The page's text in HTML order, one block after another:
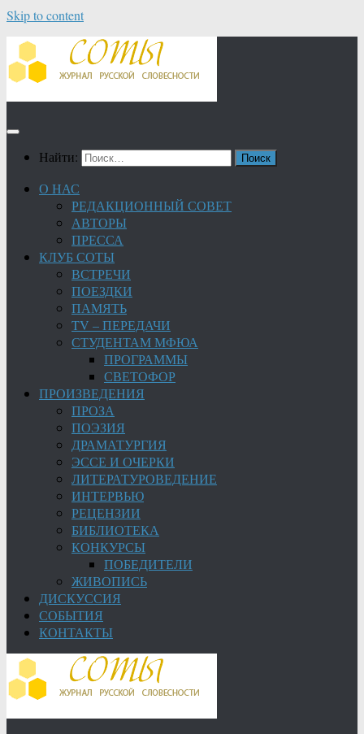
Skip to content
Найти:
О НАС
РЕДАКЦИОННЫЙ СОВЕТ
АВТОРЫ
ПРЕССА
КЛУБ СОТЫ
ВСТРЕЧИ
ПОЕЗДКИ
ПАМЯТЬ
TV – ПЕРЕДАЧИ
СТУДЕНТАМ МФЮА
ПРОГРАММЫ
СВЕТОФОР
ПРОИЗВЕДЕНИЯ
ПРОЗА
ПОЭЗИЯ
ДРАМАТУРГИЯ
ЭССЕ И ОЧЕРКИ
ЛИТЕРАТУРОВЕДЕНИЕ
ИНТЕРВЬЮ
РЕЦЕНЗИИ
БИБЛИОТЕКА
КОНКУРСЫ
ПОБЕДИТЕЛИ
ЖИВОПИСЬ
ДИСКУССИЯ
СОБЫТИЯ
КОНТАКТЫ